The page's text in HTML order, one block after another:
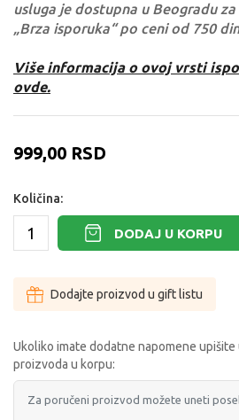
usluga je dostupna u Beogradu
„Brza isporuka“ po ceni od 750
Više informacija o ovoj vrsti
ovde.
999,00 RSD
Količina:
DODAJ U KORPU
Dodajte proizvod u gift listu
Ukoliko imate dodatne napomene
proizvoda u korpu: